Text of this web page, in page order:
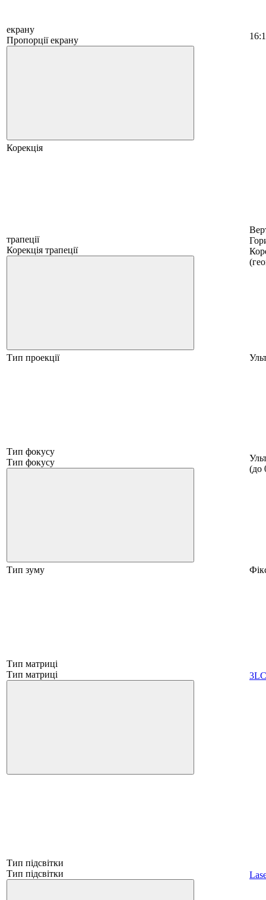
екрану
Пропорції екрану
Корекція
трапеції
Корекція трапеції
Тип проекції
Тип фокусу
Тип фокусу
(до
Тип зуму
Тип матриці
Тип матриці
Тип підсвітки
Тип підсвітки